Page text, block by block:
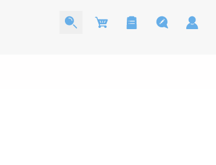
Cart